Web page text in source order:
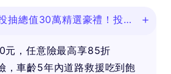
抽總值30萬精選豪禮！投保
元，任意險最高享85折
，車齡5年內道路救援吃到飽